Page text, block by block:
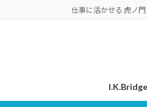
仕事に活かせる 虎ノ